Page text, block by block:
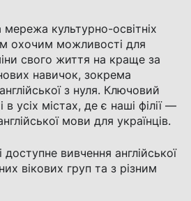
культурно-освітніх
охочим можливості для
свого життя на краще за
навичок, зокрема
з нуля. Ключовий
в усіх містах, де є наші філії —
мови для українців.
вивчення англійської
вікових груп та з різним